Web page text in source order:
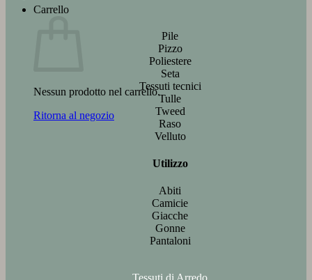
Carrello
Nessun prodotto nel carrello.
Ritorna al negozio
Pile
Pizzo
Poliestere
Seta
Tessuti tecnici
Tulle
Tweed
Raso
Velluto
Utilizzo
Abiti
Camicie
Giacche
Gonne
Pantaloni
Tessuti di Arredo